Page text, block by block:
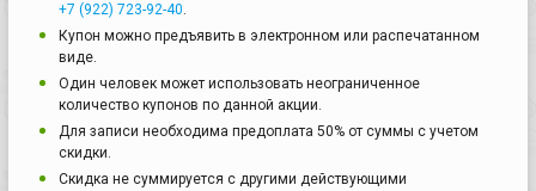
+7 (922) 723-92-40.
Купон можно предъявить в электронном или распечатанном
виде.
Один человек может использовать неограниченное
количество купонов по данной акции.
Для записи необходима предоплата 50% от суммы с учетом
скидки.
Скидка не суммируется с другими действующими